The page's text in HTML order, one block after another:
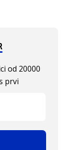
od 20000
prvi